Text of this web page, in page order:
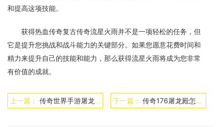
和提高这项技能。
获得热血传奇复古传奇流星火雨并不是一项轻松的任务，但
它是提升您挑战和战斗能力的关键部分。如果您愿意花费时间和
精力来提升自己的技能和能力，那么获得流星火雨将成为您非常
有价值的成就。
上一篇： 传奇世界手游屠龙刀怎么获得 下一篇： 传奇176屠龙殿怎么走